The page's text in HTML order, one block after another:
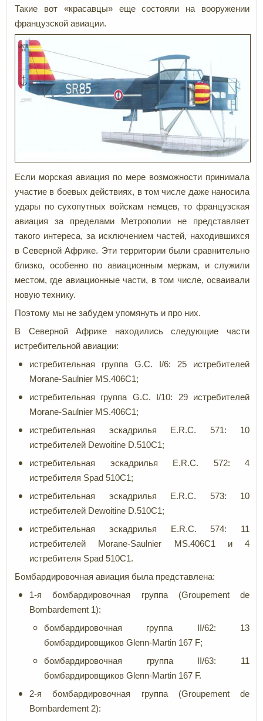
Такие вот «красавцы» еще состояли на вооружении
французской авиации.
Если морская авиация по мере возможности принимала
участие в боевых действиях, в том числе даже наносила
удары по сухопутных войскам немцев, то французская
авиация за пределами Метрополии не представляет
такого интереса, за исключением частей, находившихся
в Северной Африке. Эти территории были сравнительно
близко, особенно по авиационным меркам, и служили
местом, где авиационные части, в том числе, осваивали
новую технику.
Поэтому мы не забудем упомянуть и про них.
В Северной Африке находились следующие части
истребительной авиации:
истребительная группа G.C. I/6: 25 истребителей
Morane-Saulnier MS.406C1;
истребительная группа G.C. I/10: 29 истребителей
Morane-Saulnier MS.406C1;
истребительная эскадрилья E.R.C. 571: 10
истребителей Dewoitine D.510C1;
истребительная эскадрилья E.R.C. 572: 4
истребителя Spad 510C1;
истребительная эскадрилья E.R.C. 573: 10
истребителей Dewoitine D.510C1;
истребительная эскадрилья E.R.C. 574: 11
истребителей Morane-Saulnier MS.406C1 и 4
истребителя Spad 510C1.
Бомбардировочная авиация была представлена:
1-я бомбардировочная группа (Groupement de
Bombardement 1):
бомбардировочная группа II/62: 13
бомбардировщиков Glenn-Martin 167 F;
бомбардировочная группа II/63: 11
бомбардировщиков Glenn-Martin 167 F.
2-я бомбардировочная группа (Groupement de
Bombardement 2):